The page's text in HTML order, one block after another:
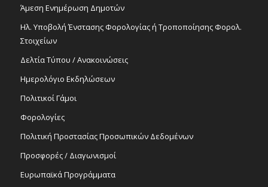
Άμεση Ενημέρωση Δημοτών
Ηλ. Υποβολή Ένστασης Φορολογίας ή Τροποποίησης Φορολ.
Στοιχείων
Δελτία Τύπου / Ανακοινώσεις
Ημερολόγιο Εκδηλώσεων
Πολιτικοί Γάμοι
Φορολογίες
Πολιτική Προστασίας Προσωπικών Δεδομένων
Προσφορές / Διαγωνισμοί
Ευρωπαϊκά Προγράμματα